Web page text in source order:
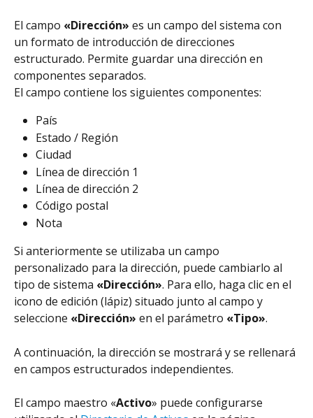
El campo «Dirección» es un campo del sistema con
un formato de introducción de direcciones
estructurado. Permite guardar una dirección en
componentes separados.
El campo contiene los siguientes componentes:
País
Estado / Región
Ciudad
Línea de dirección 1
Línea de dirección 2
Código postal
Nota
Si anteriormente se utilizaba un campo
personalizado para la dirección, puede cambiarlo al
tipo de sistema «Dirección». Para ello, haga clic en el
icono de edición (lápiz) situado junto al campo y
seleccione «Dirección» en el parámetro «Tipo».
A continuación, la dirección se mostrará y se rellenará
en campos estructurados independientes.
El campo maestro «Activo» puede configurarse